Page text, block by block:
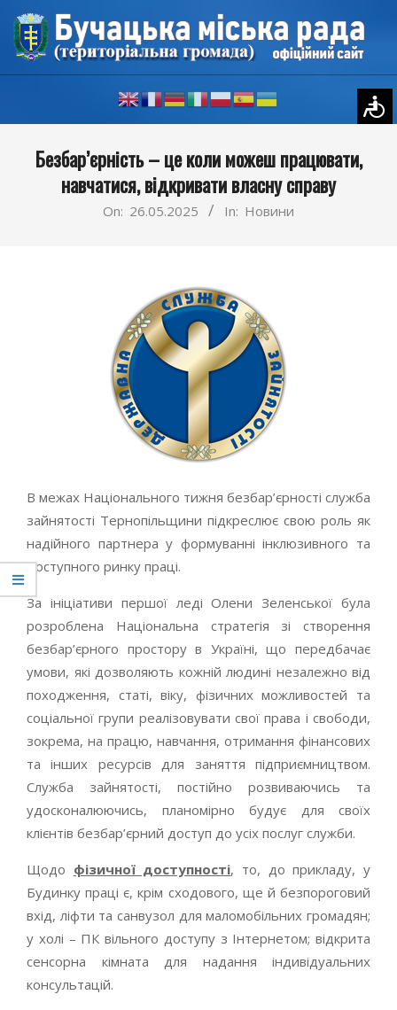
Skip
content
NavigationБезбар’єрність – це коли можеш працювати,
навчатися, відкривати власну справу
On: 26.05.2025 In: Новини
В межах Національного тижня безбар’єрності служба
зайнятості Тернопільщини підкреслює свою роль як
надійного партнера у формуванні інклюзивного та
доступного ринку праці.
За ініціативи першої леді Олени Зеленської була
розроблена Національна стратегія зі створення
безбар’єрного простору в Україні, що передбачає
умови, які дозволяють кожній людині незалежно від
походження, статі, віку, фізичних можливостей та
соціальної групи реалізовувати свої права і свободи,
зокрема, на працю, навчання, отримання фінансових
та інших ресурсів для заняття підприємництвом.
Служба зайнятості, постійно розвиваючись та
удосконалюючись, планомірно будує для своїх
клієнтів безбар’єрний доступ до усіх послуг служби.
Щодо фізичної доступності, то, до прикладу, у
Будинку праці є, крім сходового, ще й безпороговий
вхід, ліфти та санвузол для маломобільних громадян;
у холі – ПК вільного доступу з Інтернетом; відкрита
сенсорна кімната для надання індивідуальних
консультацій.